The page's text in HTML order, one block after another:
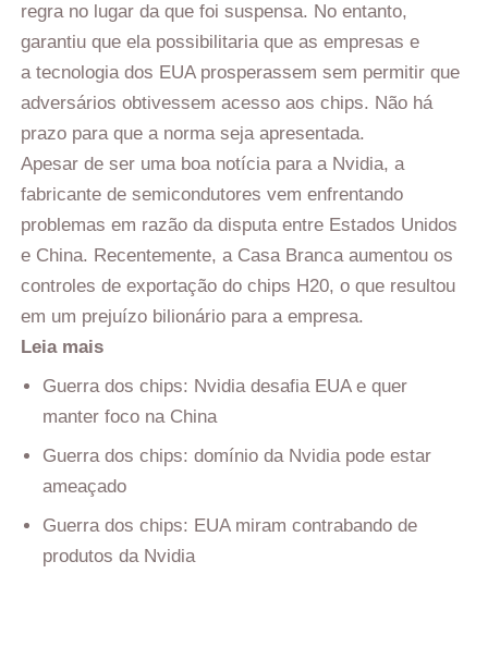
regra no lugar da que foi suspensa. No entanto,
garantiu que ela possibilitaria que as empresas e
a tecnologia dos EUA prosperassem sem permitir que
adversários obtivessem acesso aos chips. Não há
prazo para que a norma seja apresentada.
Apesar de ser uma boa notícia para a Nvidia, a
fabricante de semicondutores vem enfrentando
problemas em razão da disputa entre Estados Unidos
e China. Recentemente, a Casa Branca aumentou os
controles de exportação do chips H20, o que resultou
em um prejuízo bilionário para a empresa.
Leia mais
Guerra dos chips: Nvidia desafia EUA e quer
manter foco na China
Guerra dos chips: domínio da Nvidia pode estar
ameaçado
Guerra dos chips: EUA miram contrabando de
produtos da Nvidia